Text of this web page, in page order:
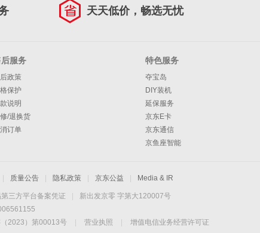
天天低价，畅选无忧
服务
政策
保护
说明
/退换货
订单
特色服务
夺宝岛
DIY装机
延保服务
京东E卡
京东通信
京鱼座智能
质量公告 隐私政策 京东公益 Media & IR
三方平台备案凭证
新出发京零 字第大120007号
2023）第00013号 营业执照
增值电信业务经营许可证